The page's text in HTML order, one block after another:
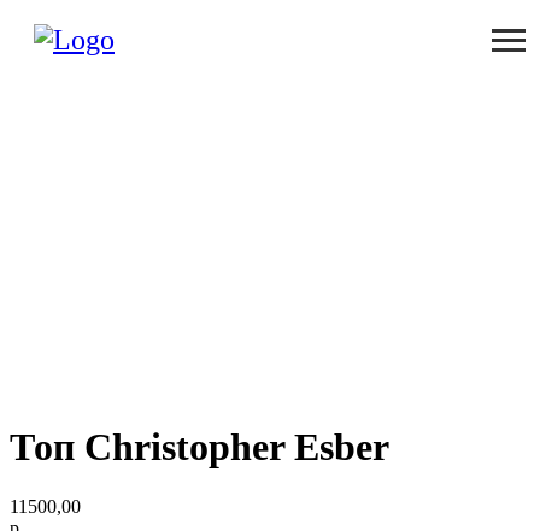
Топ Christopher Esber
11500,00